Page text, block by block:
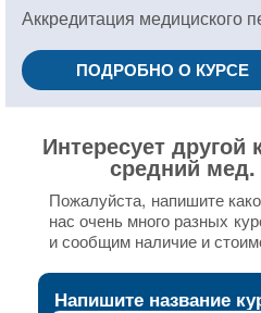
Аккредитация медициского
ПОДРОБНО О КУРСЕ
Интересует другой
средний
Пожалуйста, напишите
нас очень много разных
и сообщим наличие и
Напишите название